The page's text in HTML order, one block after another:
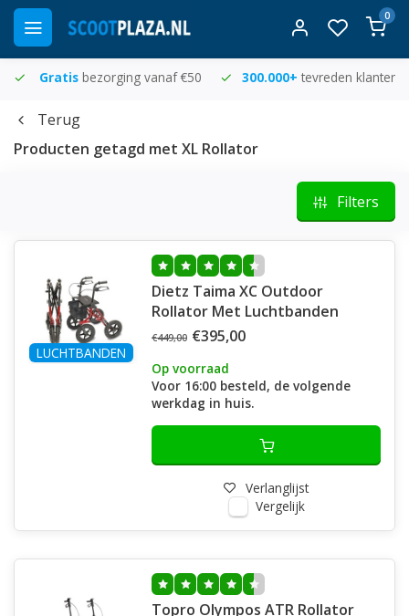
0
Gratis bezorging vanaf €50 300.000+ tevreden klanten
Terug
Producten getagd met XL Rollator
Filters
LUCHTBANDEN
Dietz Taima XC Outdoor
Rollator Met Luchtbanden
€449,00 €395,00
Op voorraad
Voor 16:00 besteld, de volgende
werkdag in huis.
Verlanglijst
Vergelijk
Topro Olympos ATR Rollator